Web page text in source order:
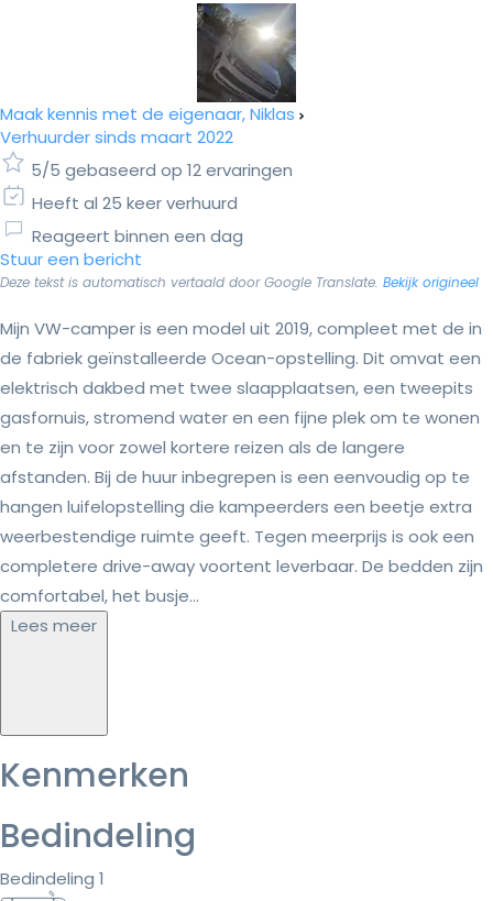
Maak kennis met de eigenaar, Niklas
Verhuurder sinds maart 2022
5/5 gebaseerd op 12 ervaringen
Heeft al 25 keer verhuurd
Reageert binnen een dag
Stuur een bericht
Deze tekst is automatisch vertaald door Google Translate. Bekijk origineel
Mijn VW-camper is een model uit 2019, compleet met de in
de fabriek geïnstalleerde Ocean-opstelling. Dit omvat een
elektrisch dakbed met twee slaapplaatsen, een tweepits
gasfornuis, stromend water en een fijne plek om te wonen
en te zijn voor zowel kortere reizen als de langere
afstanden. Bij de huur inbegrepen is een eenvoudig op te
hangen luifelopstelling die kampeerders een beetje extra
weerbestendige ruimte geeft. Tegen meerprijs is ook een
completere drive-away voortent leverbaar. De bedden zijn
comfortabel, het busje...
Lees meer
Kenmerken
Bedindeling
Bedindeling 1